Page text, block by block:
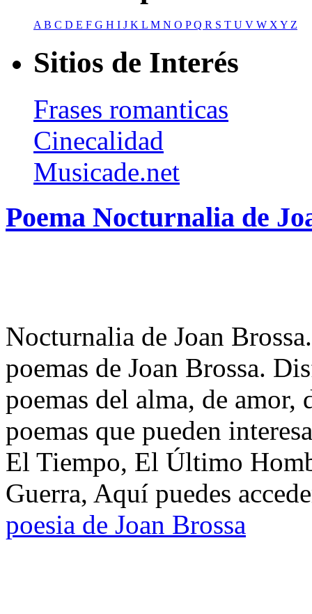
A B C D E F G H I J K L M N O PQ R S T U V W X Y Z
Sitios de Interés
Frases romanticas
Cinecalidad
Musicade.net
Poema Nocturnalia de
Nocturnalia de Joan
poemas de Joan Brossa.
poemas del alma, de
poemas que pueden
El Tiempo, El Último
Guerra, Aquí puedes
poesia de Joan Brossa